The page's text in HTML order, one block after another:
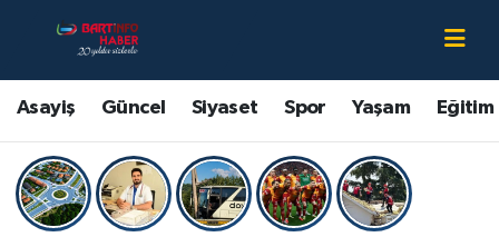
Asayiş Güncel Siyaset Spor Yaşam Eğitim
Asayiş
Bartın Hakkında
Çevre
Bartın Nöbetçi Eczaneler
Bartın Hava Durumu
Bartin Namaz Vakitleri